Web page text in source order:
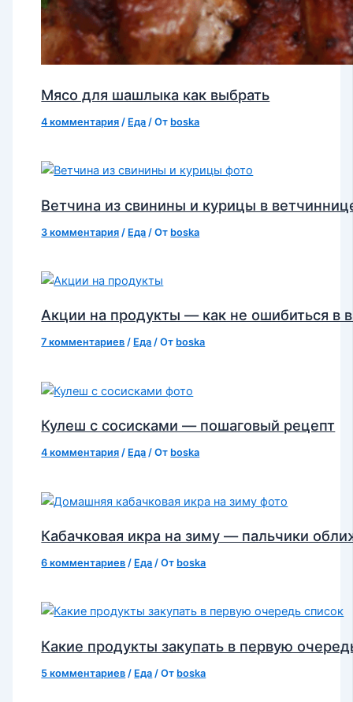
Мясо для шашлыка как выбрать
4 комментария / Еда / От boska
Ветчина из свинины и курицы в
3 комментария / Еда / От boska
Акции на продукты — как не ошибиться в
7 комментариев / Еда / От boska
Кулеш с сосисками — пошаговый рецепт
4 комментария / Еда / От boska
Кабачковая икра на зиму — пальчики
6 комментариев / Еда / От boska
Какие продукты закупать в первую
5 комментариев / Еда / От boska